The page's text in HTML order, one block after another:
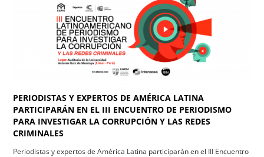
PERIODISTAS Y EXPERTOS DE AMÉRICA LATINA
PARTICIPARÁN EN EL III ENCUENTRO DE PERIODISMO
PARA INVESTIGAR LA CORRUPCIÓN Y LAS REDES
CRIMINALES
Periodistas y expertos de América Latina participarán en el III Encuentro